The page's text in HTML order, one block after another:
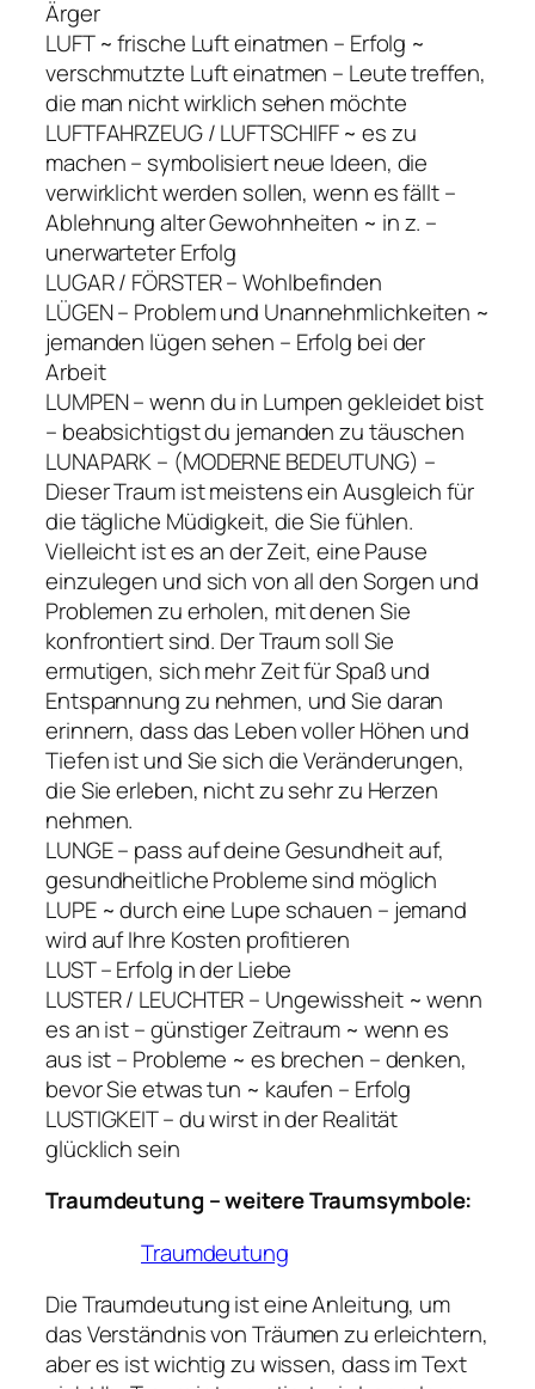
Ärger
LUFT ~ frische Luft einatmen – Erfolg ~
verschmutzte Luft einatmen – Leute treffen,
die man nicht wirklich sehen möchte
LUFTFAHRZEUG / LUFTSCHIFF ~ es zu
machen – symbolisiert neue Ideen, die
verwirklicht werden sollen, wenn es fällt –
Ablehnung alter Gewohnheiten ~ in z. –
unerwarteter Erfolg
LUGAR / FÖRSTER – Wohlbefinden
LÜGEN – Problem und Unannehmlichkeiten ~
jemanden lügen sehen – Erfolg bei der
Arbeit
LUMPEN – wenn du in Lumpen gekleidet bist
– beabsichtigst du jemanden zu täuschen
LUNAPARK – (MODERNE BEDEUTUNG) –
Dieser Traum ist meistens ein Ausgleich für
die tägliche Müdigkeit, die Sie fühlen.
Vielleicht ist es an der Zeit, eine Pause
einzulegen und sich von all den Sorgen und
Problemen zu erholen, mit denen Sie
konfrontiert sind. Der Traum soll Sie
ermutigen, sich mehr Zeit für Spaß und
Entspannung zu nehmen, und Sie daran
erinnern, dass das Leben voller Höhen und
Tiefen ist und Sie sich die Veränderungen,
die Sie erleben, nicht zu sehr zu Herzen
nehmen.
LUNGE – pass auf deine Gesundheit auf,
gesundheitliche Probleme sind möglich
LUPE ~ durch eine Lupe schauen – jemand
wird auf Ihre Kosten profitieren
LUST – Erfolg in der Liebe
LUSTER / LEUCHTER – Ungewissheit ~ wenn
es an ist – günstiger Zeitraum ~ wenn es
aus ist – Probleme ~ es brechen – denken,
bevor Sie etwas tun ~ kaufen – Erfolg
LUSTIGKEIT – du wirst in der Realität
glücklich sein
Traumdeutung – weitere Traumsymbole:
Traumdeutung
Die Traumdeutung ist eine Anleitung, um
das Verständnis von Träumen zu erleichtern,
aber es ist wichtig zu wissen, dass im Text